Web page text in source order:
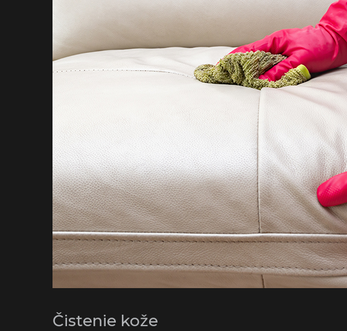
Čistenie kože